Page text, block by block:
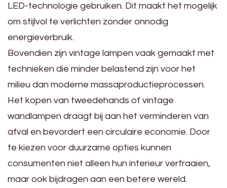
LED-technologie gebruiken. Dit maakt het mogelijk
om stijlvol te verlichten zonder onnodig
energieverbruik.
Bovendien zijn vintage lampen vaak gemaakt met
technieken die minder belastend zijn voor het
milieu dan moderne massaproductieprocessen.
Het kopen van tweedehands of vintage
wandlampen draagt bij aan het verminderen van
afval en bevordert een circulaire economie. Door
te kiezen voor duurzame opties kunnen
consumenten niet alleen hun interieur verfraaien,
maar ook bijdragen aan een betere wereld.